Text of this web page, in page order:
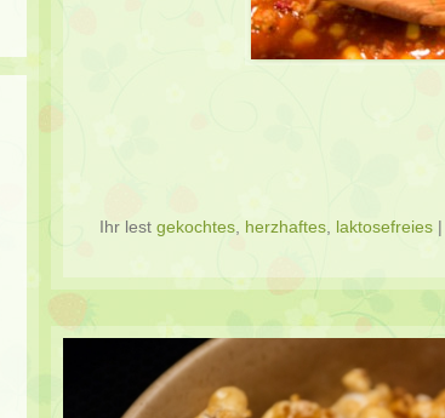
Ihr lest gekochtes herzhaftes laktosefreies |